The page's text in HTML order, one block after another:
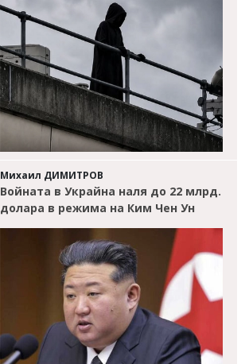
Михаил ДИМИТРОВ
Войната в Украйна наля до 22 млрд.
долара в режима на Ким Чен Ун